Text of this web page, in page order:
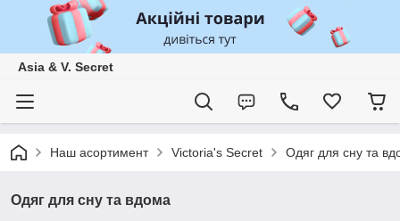
Asia & V. Secret
Наш асортимент Victoria's Secret Одяг для сну та
Одяг для сну та вдома